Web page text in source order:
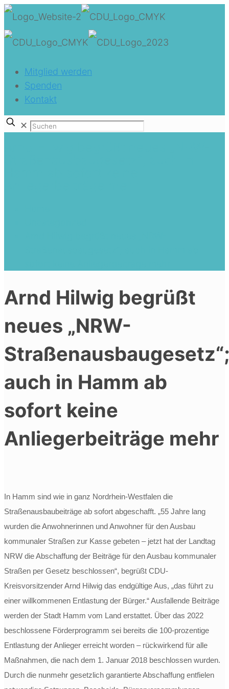
Mitglied werden
Spenden
Kontakt
✕
Arnd Hilwig begrüßt
neues „NRW-
auch in Hamm ab
sofort keine
Anliegerbeiträge mehr
In Hamm sind wie in ganz Nordrhein-Westfalen die
Straßenausbaubeiträge ab sofort abgeschafft. „55 Jahre lang
wurden die Anwohnerinnen und Anwohner für den Ausbau
kommunaler Straßen zur Kasse gebeten – jetzt hat der Landtag
NRW die Abschaffung der Beiträge für den Ausbau kommunaler
Straßen per Gesetz beschlossen“, begrüßt CDU-
Kreisvorsitzender Arnd Hilwig das endgültige Aus, „das führt zu
einer willkommenen Entlastung der Bürger.“ Ausfallende Beiträge
werden der Stadt Hamm vom Land erstattet. Über das 2022
beschlossene Förderprogramm sei bereits die 100-prozentige
Entlastung der Anlieger erreicht worden – rückwirkend für alle
Maßnahmen, die nach dem 1. Januar 2018 beschlossen wurden.
Durch die nunmehr gesetzlich garantierte Abschaffung entfielen